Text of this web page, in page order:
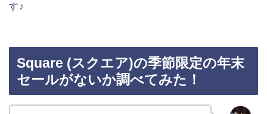
す♪
Square (スクエア)の季節限定の年末
セールがないか調べてみた！